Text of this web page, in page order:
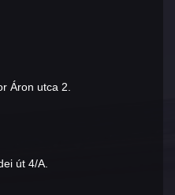
Áron utca 2.
út 4/A.